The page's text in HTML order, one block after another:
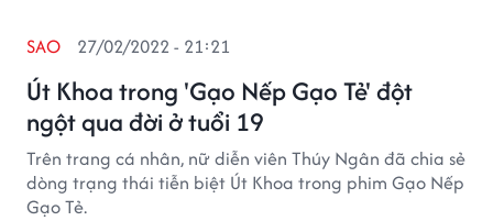
Út Khoa trong 'Gạo Nếp Gạo Tẻ' đột
ngột qua đời ở tuổi 19
SAO 27/02/2022 - 21:21
Trên trang cá nhân, nữ diễn viên Thúy Ngân đã chia sẻ
dòng trạng thái tiễn biệt Út Khoa trong phim Gạo Nếp
Gạo Tẻ.